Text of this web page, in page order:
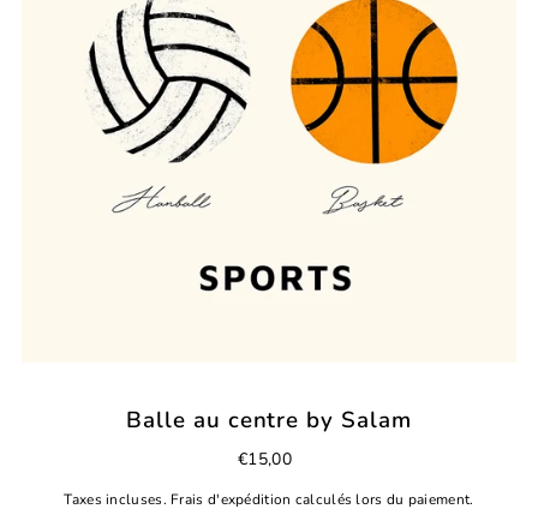
Balle au centre by Salam
€15,00
Taxes incluses. Frais d'expédition calculés lors du paiement.